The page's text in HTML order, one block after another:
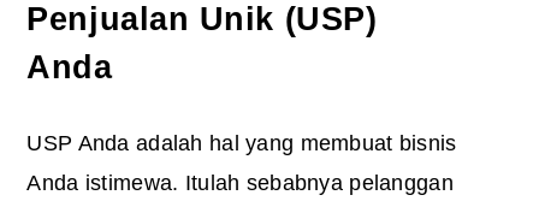
Penjualan Unik (USP)
Anda
USP Anda adalah hal yang membuat bisnis
Anda istimewa. Itulah sebabnya pelanggan